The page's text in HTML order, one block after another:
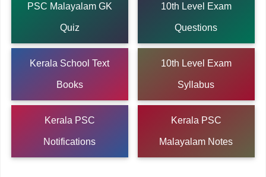
PSC Malayalam GK
Quiz
10th Level Exam
Questions
Kerala School Text
Books
10th Level Exam
Syllabus
Kerala PSC
Notifications
Kerala PSC
Malayalam Notes